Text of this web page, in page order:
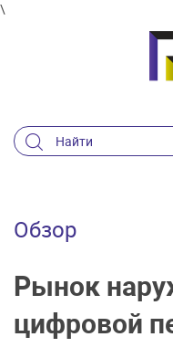
\
Обзор
Рынок
цифровой